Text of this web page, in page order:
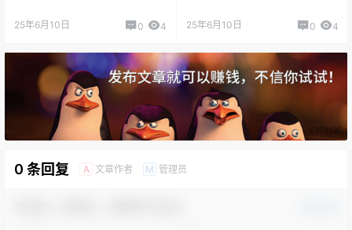
25年6月10日 0 4 25年6月10日 0 4
0 条回复 A 文章作者 M 管理员